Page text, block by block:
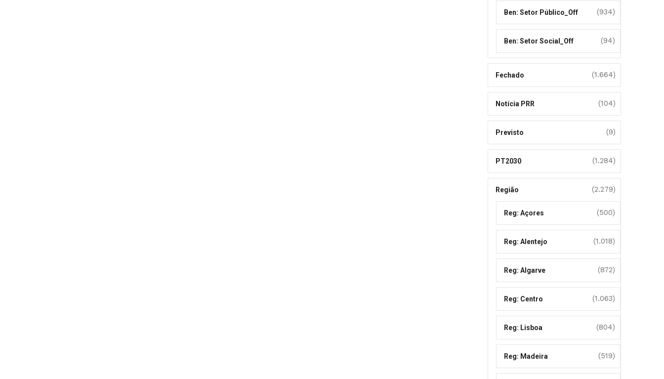
Ben: Setor Público_Off (934)
Ben: Setor Social_Off (94)
Fechado (1.664)
Notícia PRR (104)
Previsto (9)
PT2030 (1.284)
Região (2.279)
Reg: Açores (500)
Reg: Alentejo (1.018)
Reg: Algarve (872)
Reg: Centro (1.063)
Reg: Lisboa (804)
Reg: Madeira (519)